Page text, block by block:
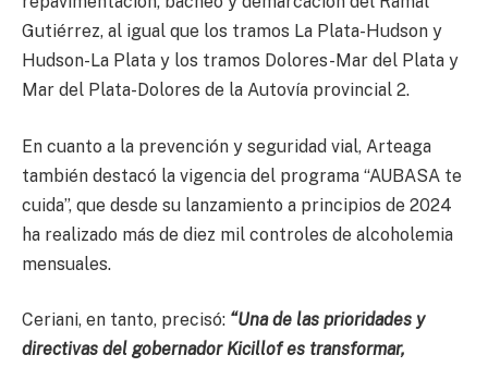
Gutiérrez, al igual que los tramos La Plata-Hudson y
Hudson-La Plata y los tramos Dolores-Mar del Plata y
Mar del Plata-Dolores de la Autovía provincial 2.
En cuanto a la prevención y seguridad vial, Arteaga
también destacó la vigencia del programa “AUBASA te
cuida”, que desde su lanzamiento a principios de 2024
ha realizado más de diez mil controles de alcoholemia
mensuales.
Ceriani, en tanto, precisó: “Una de las prioridades y
directivas del gobernador Kicillof es transformar,